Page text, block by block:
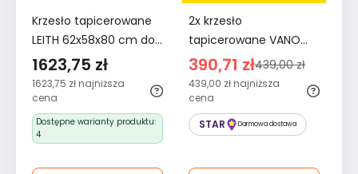
Krzesło tapicerowane
LEITH 62x58x80 cm do
salonu jadalni szare
szenil nowoczesny
desing
1623,75 zł
1623,75 zł najniższa
cena
Dostępne warianty produktu:
4
2x krzesło
tapicerowane VANO
zestaw krzeseł do
jadalni stelaż kolor dąb
tkanina szenil szary
390,71 zł439,00 zł
439,00 zł najniższa
cena
STAR
Darmowa dostawa